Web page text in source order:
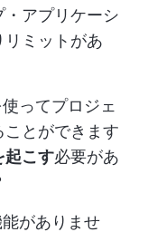
アプリケーシ
リミットがあ
ってプロジェ
とができます
起こす必要があ
がありませ